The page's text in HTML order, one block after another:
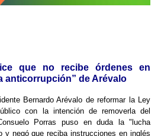
que no recibe órdenes en
anticorrupción” de Arévalo
Bernardo Arévalo de reformar la Ley
con la intención de removerla del
Porras puso en duda la "lucha
y negó que reciba instrucciones en inglés